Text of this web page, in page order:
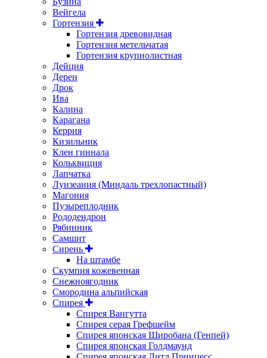
Вейгела
Гортензия
Гортензия древовидная
Гортензия метельчатая
Гортензия крупнолистная
Дейция
Дерен
Дрок
Ива
Калина
Карагана
Керрия
Кизильник
Клен гиннала
Кольквиция
Лапчатка
Луизеания (Миндаль трехлопастный)
Магония
Пузыреплодник
Рододендрон
Рябинник
Самшит
Сирень
На штамбе
Скумпия кожевенная
Снежноягодник
Смородина альпийская
Спирея
Спирея Вангутта
Спирея серая Грефшейм
Спирея японская Широбана (Генпей)
Спирея японская Голдмаунд